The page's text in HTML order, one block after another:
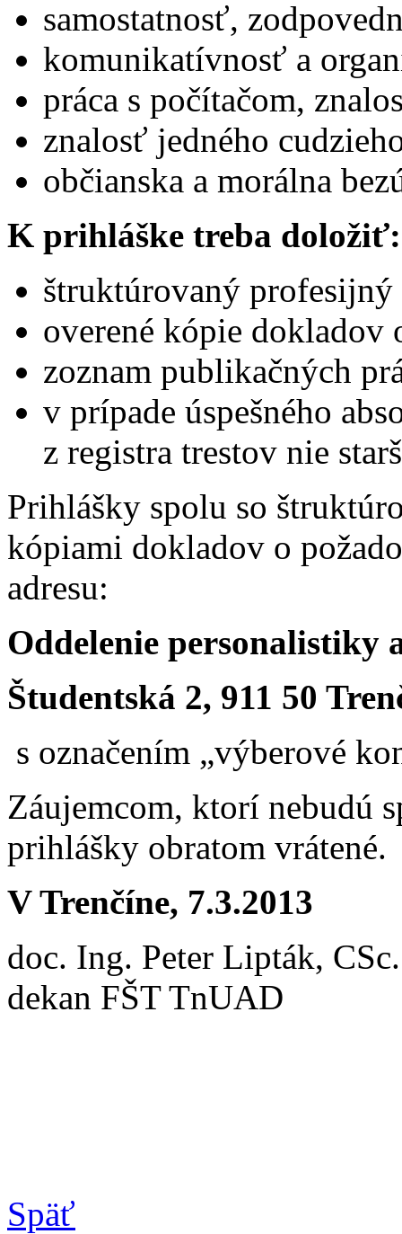
samostatnosť,
komunikatívnosť a
práca s počítačom,
znalosť jedného
občianska a morálna
K prihláške treba doložiť:
štruktúrovaný
overené kópie dokladov
zoznam publikačných
v prípade úspešného
z registra trestov nie
Prihlášky spolu so
kópiami dokladov o
adresu:
Oddelenie personalistiky
Študentská 2, 911 50
s označením „výberové
Záujemcom, ktorí nebudú
prihlášky obratom vrátené.
V Trenčíne, 7.3.2013
doc. Ing. Peter Lipták, CSc.
dekan FŠT TnUAD
Späť